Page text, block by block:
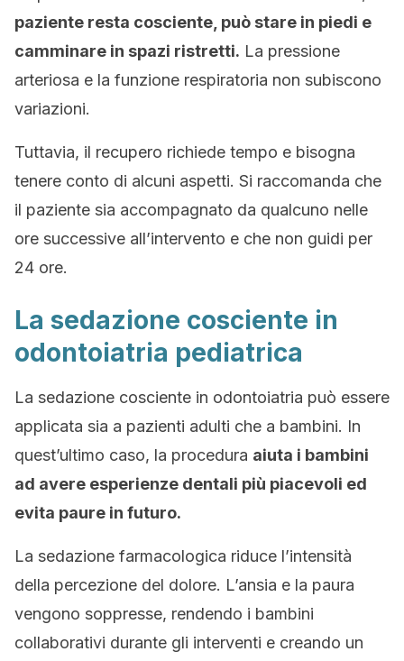
paziente resta cosciente, può stare in piedi e
camminare in spazi ristretti. La pressione
arteriosa e la funzione respiratoria non subiscono
variazioni.
Tuttavia, il recupero richiede tempo e bisogna
tenere conto di alcuni aspetti. Si raccomanda che
il paziente sia accompagnato da qualcuno nelle
ore successive all’intervento e che non guidi per
24 ore.
La sedazione cosciente in
odontoiatria pediatrica
La sedazione cosciente in odontoiatria può essere
applicata sia a pazienti adulti che a bambini. In
quest’ultimo caso, la procedura aiuta i bambini
ad avere esperienze dentali più piacevoli ed
evita paure in futuro.
La sedazione farmacologica riduce l’intensità
della percezione del dolore. L’ansia e la paura
vengono soppresse, rendendo i bambini
collaborativi durante gli interventi e creando un